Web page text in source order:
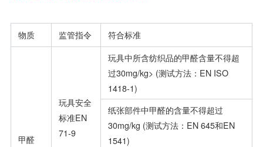
物质 监管指令 符合标准
甲醛
玩具安全
标准EN
71-9
玩具中所含纺织品的甲醛含量不得超
过30mg/kg> (测试方法：EN ISO
1418-1)
纸张部件中甲醛的含量不得超过
30mg/kg (测试方法：EN 645和EN
1541)